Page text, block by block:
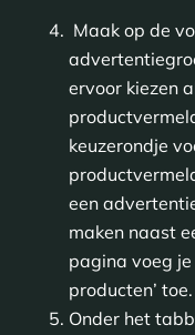
Maak op de
ervoor kiezen
keuzerondje
een
maken naast
pagina voeg
producten’ toe.
Onder het